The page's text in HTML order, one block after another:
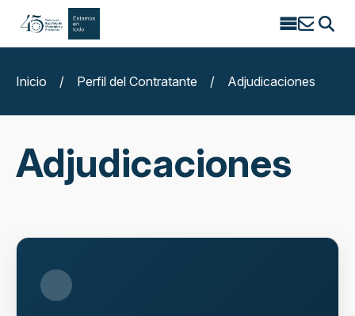
Search
Inicio
/ Perfil del Contratante / Adjudicaciones
Adjudicaciones